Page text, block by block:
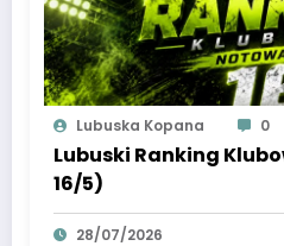
Lubuska Kopana 0
Lubuski Ranking
16/5)
28/07/2026